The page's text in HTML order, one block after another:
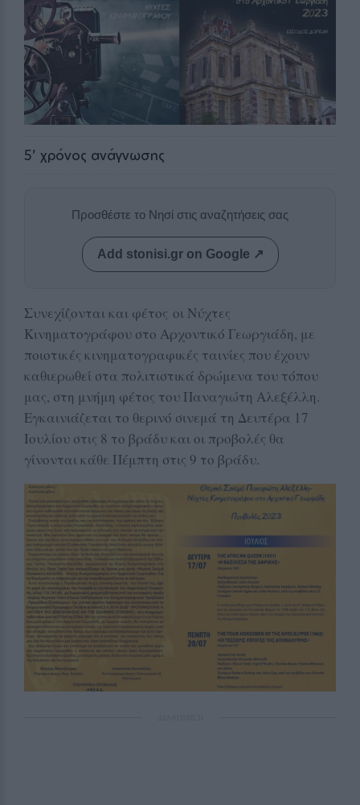
5' χρόνος ανάγνωσης
Προσθέστε το Νησί στις αναζητήσεις σας
Add stonisi.gr on Google ↗
Συνεχίζονται και φέτος οι Νύχτες
Κινηματογράφου στο Αρχοντικό Γεωργιάδη, με
ποιοτικές κινηματογραφικές ταινίες που έχουν
καθιερωθεί στα πολιτιστικά δρώμενα του τόπου
μας, στη μνήμη φέτος του Παναγιώτη Αλεξέλλη.
Εγκαινιάζεται το θερινό σινεμά τη Δευτέρα 17
Ιουλίου στις 8 το βράδυ και οι προβολές θα
γίνονται κάθε Πέμπτη στις 9 το βράδυ.